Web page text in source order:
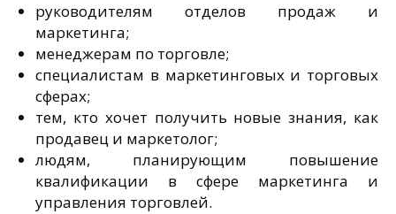
руководителям отделов продаж и
маркетинга;
менеджерам по торговле;
специалистам в маркетинговых и торговых
сферах;
тем, кто хочет получить новые знания, как
продавец и маркетолог;
людям, планирующим повышение
квалификации в сфере маркетинга и
управления торговлей.